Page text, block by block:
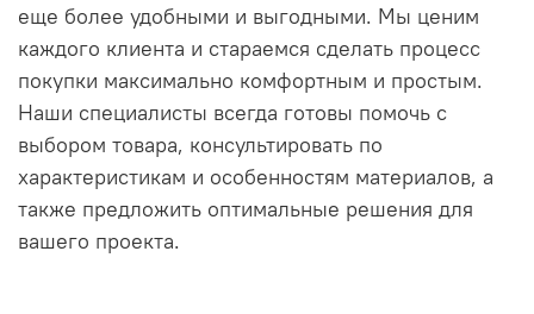
еще более удобными и выгодными. Мы ценим
каждого клиента и стараемся сделать процесс
покупки максимально комфортным и простым.
Наши специалисты всегда готовы помочь с
выбором товара, консультировать по
характеристикам и особенностям материалов, а
также предложить оптимальные решения для
вашего проекта.